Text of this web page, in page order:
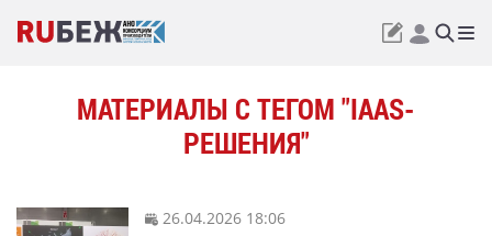
МАТЕРИАЛЫ С ТЕГОМ "IAAS-
РЕШЕНИЯ"
26.04.2026 18:06